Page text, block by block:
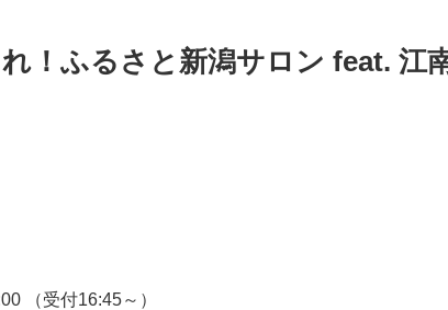
！ふるさと新潟サロン feat. 江
（受付16:45～）